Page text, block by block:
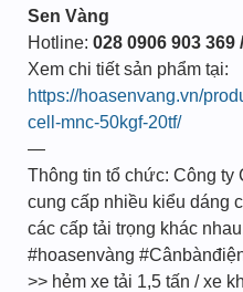
Sen Vàng
Hotline: 028 0906 903 369
Xem chi tiết sản phẩm tại:
https://hoasenvang.vn/
cell-mnc-50kgf-20tf/
—
Thông tin tổ chức: Công ty
cung cấp nhiều kiểu dáng
các cấp tải trọng khác
#hoasenvàng
>> hẻm xe tải 1,5 tấn / xe